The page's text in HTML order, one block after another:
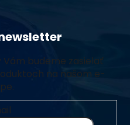
budeme zasielať
na našom e-